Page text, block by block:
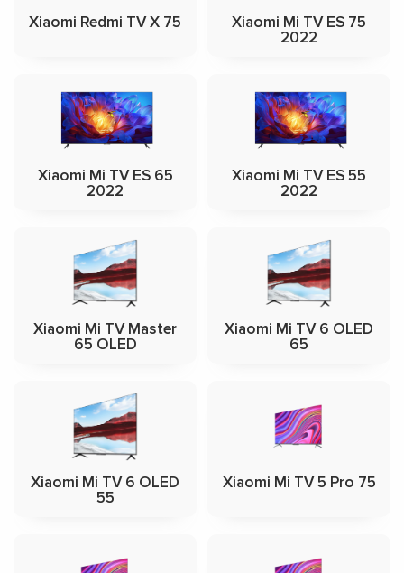
Xiaomi Redmi TV X 75
Xiaomi Mi TV ES 75
2022
Xiaomi Mi TV ES 65
2022
Xiaomi Mi TV ES 55
2022
Xiaomi Mi TV Master
65 OLED
Xiaomi Mi TV 6 OLED
65
Xiaomi Mi TV 6 OLED
55
Xiaomi Mi TV 5 Pro 75